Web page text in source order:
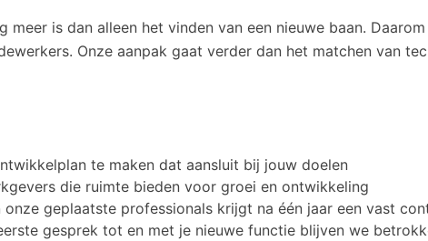
is dan alleen het vinden van een nieuwe baan.
Onze aanpak gaat verder dan het matchen van
te maken dat aansluit bij jouw doelen
die ruimte bieden voor groei en ontwikkeling
onze geplaatste professionals krijgt na één jaar een vast
gesprek tot en met je nieuwe functie blijven we